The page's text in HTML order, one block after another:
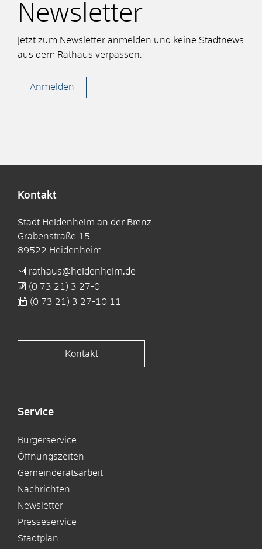
Newsletter
Jetzt zum Newsletter anmelden und keine Stadtnews
aus dem Rathaus verpassen.
Anmelden
Kontakt
Stadt Heidenheim an der Brenz
Grabenstraße 15
89522 Heidenheim
rathaus@heidenheim.de
(0 73 21) 3 27-0
(0 73 21) 3 27-10 11
Kontakt
Service
Bürgerservice
Öffnungszeiten
Gemeinderatsarbeit
Nachrichten
Newsletter
Presseservice
Stadtplan